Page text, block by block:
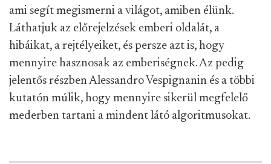
ami segít megismerni a világot, amiben élünk.
Láthatjuk az előrejelzések emberi oldalát, a
hibáikat, a rejtélyeiket, és persze azt is, hogy
mennyire hasznosak az emberiségnek. Az pedig
jelentős részben Alessandro Vespignanin és a többi
kutatón múlik, hogy mennyire sikerül megfelelő
mederben tartani a mindent látó algoritmusokat.